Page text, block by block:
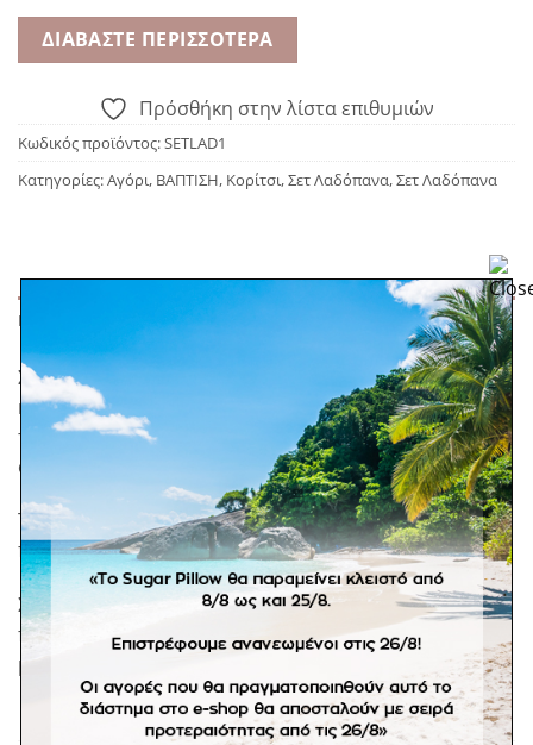
ΔΙΑΒΆΣΤΕ ΠΕΡΙΣΣΌΤΕΡΑ
Πρόσθήκη στην λίστα επιθυμιών
Κωδικός προϊόντος:SETLAD1
Κατηγορίες:Αγόρι, ΒΑΠΤΙΣΗ, Κορίτσι,Σετ Λαδόπανα,Σετ Λαδόπανα
ΠΕΡΙΓΡΑΦΉ
Σετ λαδόπανα 100% βαμβακερά, με ρέλι και λινή φάσα
και κέντημα στην πετσέτα μονόγραμμα και ανθάκι. Η
τιμή είναι για τα κεντήματα στα σχέδια των
φωτογραφιών.
Το σετ λαδόπανα περιλαμβάνει: πετσέτα μεγάλη,
πετσέτα χεριών, σεντόνι, εσώρουχα.
Σε προπαραγγελία 15 εργάσιμων ημερών. *Στα
προϊόντα κατόπιν παραγγελίας δεν ισχύει η πληρωμή
με αντικαταβολή.